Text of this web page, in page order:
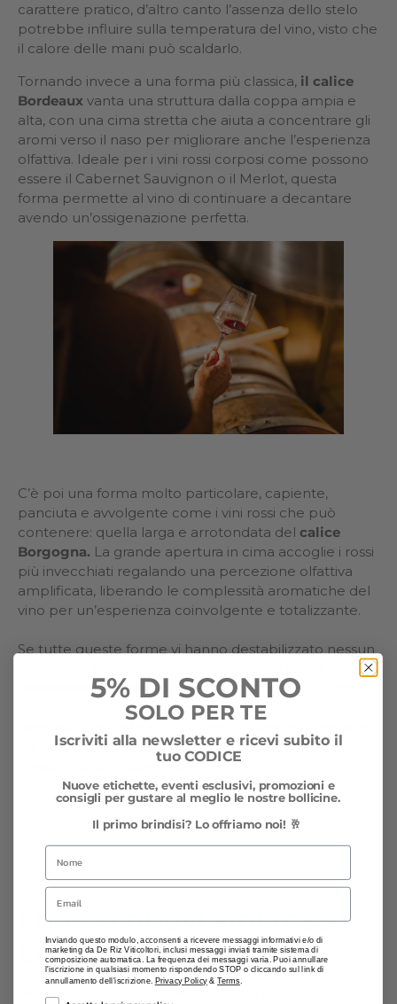
carattere pratico, d’altro canto l’assenza dello stelo
potrebbe influire sulla temperatura del vino, visto che
il calore delle mani può scaldarlo.
Tornando invece a una forma più classica, il calice
Bordeaux vanta una struttura dalla coppa ampia e
alta, con una cima stretta che aiuta a concentrare gli
aromi verso il naso per migliorare anche l’esperienza
olfattiva. Ideale per i vini rossi corposi come possono
essere il Cabernet Sauvignon o il Merlot, questa
forma permette al vino di continuare a decantare
avendo un’ossigenazione perfetta.
C’è poi una forma molto particolare, capiente,
panciuta e avvolgente come i vini rossi che può
contenere: quella larga e arrotondata del calice
Borgogna. La grande apertura in cima accoglie i rossi
più invecchiati regalando una percezione olfattiva
amplificata, liberando le complessità aromatiche del
vino per un’esperienza coinvolgente e totalizzante.
Se tutte queste forme vi hanno destabilizzato nessun
Pur non essendo specifico per un tipo di
vino rosso, è progettato per esaltare una vasta
un buon compromesso tra ossigenazione e
concentrazione degli aromi.
I nostri nuovi vini rossi
Le Val
Nel parlarvi dei due nuovi rossi della linea Le Val, che
5% DI SCONTO
SOLO PER TE
Iscriviti alla newsletter e ricevi subito il
tuo CODICE
Nuove etichette, eventi esclusivi, promozioni e
consigli per gustare al meglio le nostre bollicine.
Il primo brindisi? Lo offriamo noi! 🥂
Nome
Email
Inviando questo modulo, acconsenti a ricevere messaggi informativi e/o di
marketing da De Riz Viticoltori, inclusi messaggi inviati tramite sistema di
composizione automatica. La frequenza dei messaggi varia. Puoi annullare
l'iscrizione in qualsiasi momento rispondendo STOP o cliccando sul link di
annullamento dell'iscrizione.Privacy Policy&Terms.